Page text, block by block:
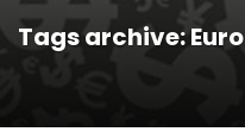
Tags archive: Euro